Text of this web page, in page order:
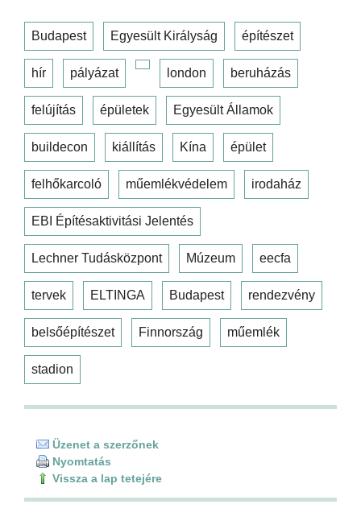
Budapest Egyesült Királyság építészet
hír pályázat london beruházás
felújítás épületek Egyesült Államok
buildecon kiállítás Kína épület
felhőkarcoló műemlékvédelem irodaház
EBI Építésaktivitási Jelentés
Lechner Tudásközpont Múzeum eecfa
tervek ELTINGA Budapest rendezvény
belsőépítészet Finnország műemlék
stadion
Üzenet a szerzőnek
Nyomtatás
Vissza a lap tetejére